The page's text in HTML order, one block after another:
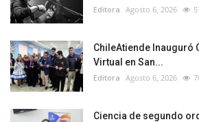
Editora Agosto 6, 2026
ChileAtiende Inauguró
Virtual en San...
Editora Agosto 6, 2026
Ciencia de segundo